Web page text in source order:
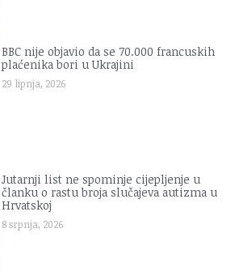
BBC nije objavio da se 70.000 francuskih
plaćenika bori u Ukrajini
29 lipnja, 2026
Jutarnji list ne spominje cijepljenje u
članku o rastu broja slučajeva autizma u
Hrvatskoj
8 srpnja, 2026